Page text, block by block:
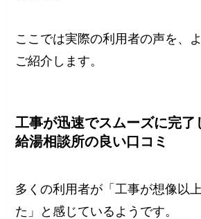
ここでは実際の利用者の声を、
ご紹介します。
工事が迅速でスムーズに完了
給湯相談所の良い口コミ
多くの利用者が「工事が想像以
た」と感じているようです。